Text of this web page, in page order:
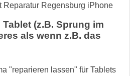
(z.B. Sprung im
als wenn z.B. das
"reparieren lassen" für Tablets